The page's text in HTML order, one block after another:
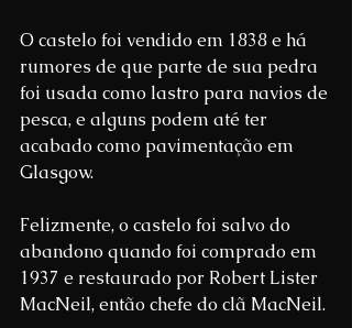
O castelo foi vendido em 1838 e há
rumores de que parte de sua pedra
foi usada como lastro para navios de
pesca, e alguns podem até ter
acabado como pavimentação em
Glasgow.
Felizmente, o castelo foi salvo do
abandono quando foi comprado em
1937 e restaurado por Robert Lister
MacNeil, então chefe do clã MacNeil.